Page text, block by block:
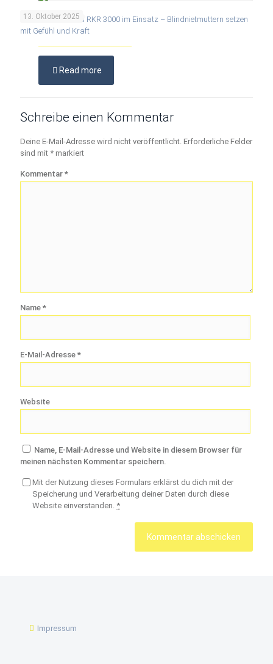
13. Oktober 2025
Praxisbericht: Das RKR 3000 im Einsatz – Blindnietmuttern setzen
mit Gefühl und Kraft
Read more
Schreibe einen Kommentar
Deine E-Mail-Adresse wird nicht veröffentlicht. Erforderliche Felder
sind mit * markiert
Kommentar *
Name *
E-Mail-Adresse *
Website
Name, E-Mail-Adresse und Website in diesem Browser für
meinen nächsten Kommentar speichern.
Mit der Nutzung dieses Formulars erklärst du dich mit der
Speicherung und Verarbeitung deiner Daten durch diese
Website einverstanden. *
Impressum